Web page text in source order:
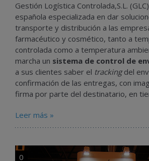
Gestión Logística Controlada,S.L.
española especializada en dar
transporte y distribución a las
farmacéutico y cosmético, tanto a
controlada como a temperatura
marcha un sistema de control de
a sus clientes saber el trackingdel
confirmación de las entregas, con
firma por parte del destinatario, en
Leer más »
0